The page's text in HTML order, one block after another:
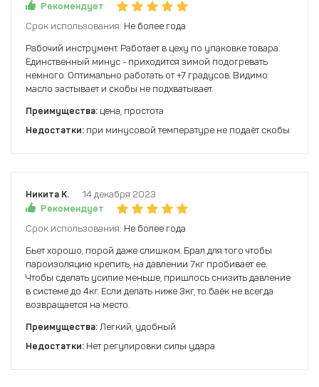
Рекомендует
Срок использования: Не более года
Рабочий инструмент. Работает в цеху по упаковке товара.
Единственный минус - приходится зимой подогревать
немного. Оптимально работать от +7 градусов. Видимо
масло застывает и скобы не подхватывает.
Преимущества: цена, простота
Недостатки: при минусовой температуре не подаёт скобы
Никита К.
14 декабря 2023
Рекомендует
Срок использования: Не более года
Бьет хорошо, порой даже слишком. Брал для того чтобы
пароизоляцию крепить, на давлении 7кг пробивает ее.
Чтобы сделать усилие меньше, пришлось снизить давление
в системе до 4кг. Если делать ниже 3кг, то баёк не всегда
возвращается на место.
Преимущества: Легкий, удобный
Недостатки: Нет регулировки силы удара